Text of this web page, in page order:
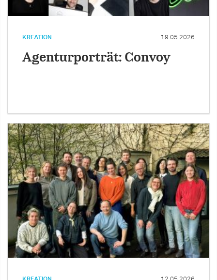
KREATION 19.05.2026
Agenturporträt: Convoy